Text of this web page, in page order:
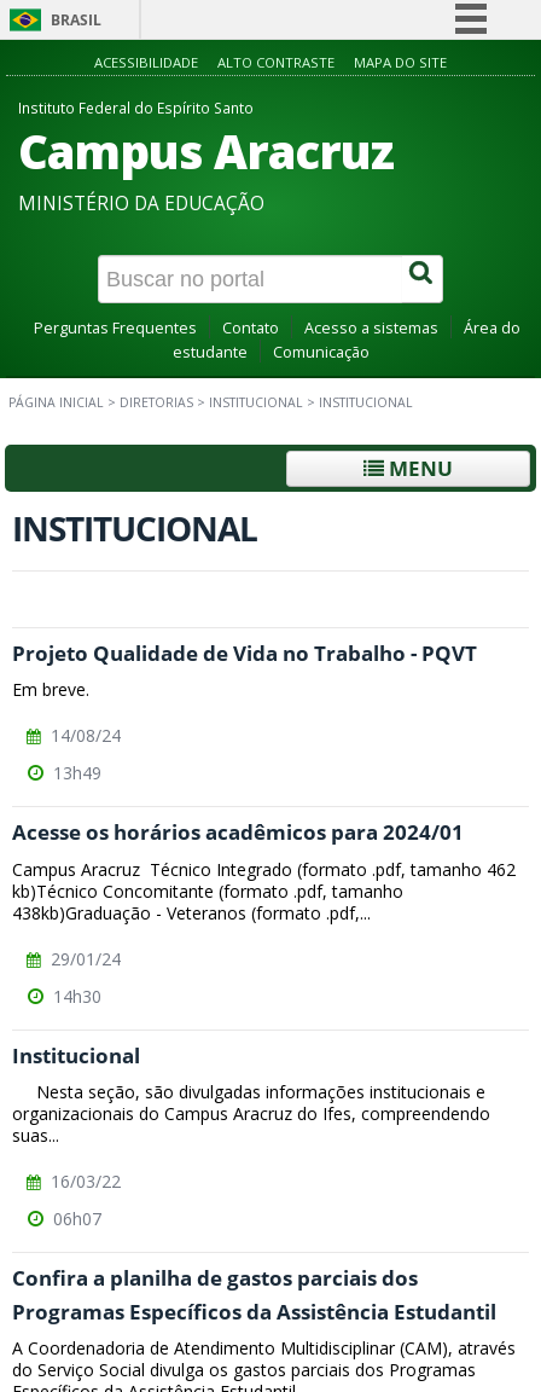
BRASIL
Simplifique!
Acesso à informação
Canais
ACESSIBILIDADE ALTO CONTRASTE MAPA DO SITE
Instituto Federal do Espírito Santo
Campus Aracruz
MINISTÉRIO DA EDUCAÇÃO
Perguntas Frequentes Contato Acesso a sistemas
Área do
estudante
Comunicação
PÁGINA INICIAL > DIRETORIAS > INSTITUCIONAL > INSTITUCIONAL
MENU
INSTITUCIONAL
Projeto Qualidade de Vida no Trabalho - PQVT
Em breve.
14/08/24
13h49
Acesse os horários acadêmicos para 2024/01
Campus Aracruz Técnico Integrado (formato .pdf, tamanho 462
kb)Técnico Concomitante (formato .pdf, tamanho
438kb)Graduação - Veteranos (formato .pdf,...
29/01/24
14h30
Institucional
Nesta seção, são divulgadas informações institucionais e
organizacionais do Campus Aracruz do Ifes, compreendendo
suas...
16/03/22
06h07
Confira a planilha de gastos parciais dos
Programas Específicos da Assistência Estudantil
A Coordenadoria de Atendimento Multidisciplinar (CAM), através
do Serviço Social divulga os gastos parciais dos Programas